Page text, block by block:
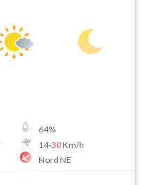
64%
14-30Km/h
Nord NE